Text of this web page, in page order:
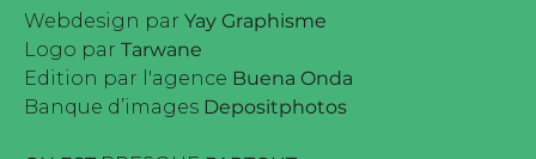
Webdesign par Yay Graphisme
Logo par Tarwane
Edition par l'agence Buena Onda
Banque d’images Depositphotos